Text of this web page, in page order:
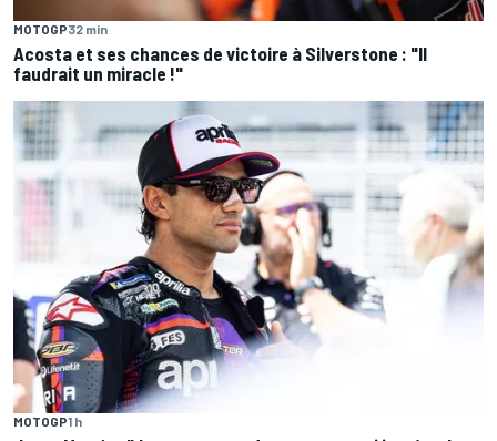
MOTOGP32 min
Acosta et ses chances de victoire à Silverstone : "Il
faudrait un miracle !"
MOTOGP1 h